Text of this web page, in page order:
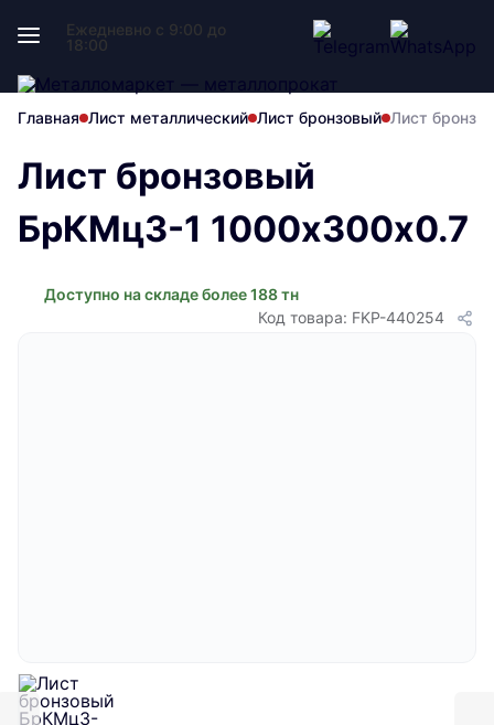
Ежедневно с 9:00 до
18:00
Главная Лист металлический Лист бронзовый Лист
Лист бронзовый
БрКМц3-1 1000х300х0.7
Доступно на складе более 188 тн
Код товара: FKP-440254